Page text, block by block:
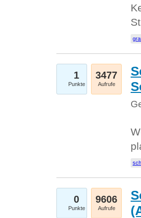
1
Punkte
3477
Aufrufe
0
Punkte
9606
Aufrufe